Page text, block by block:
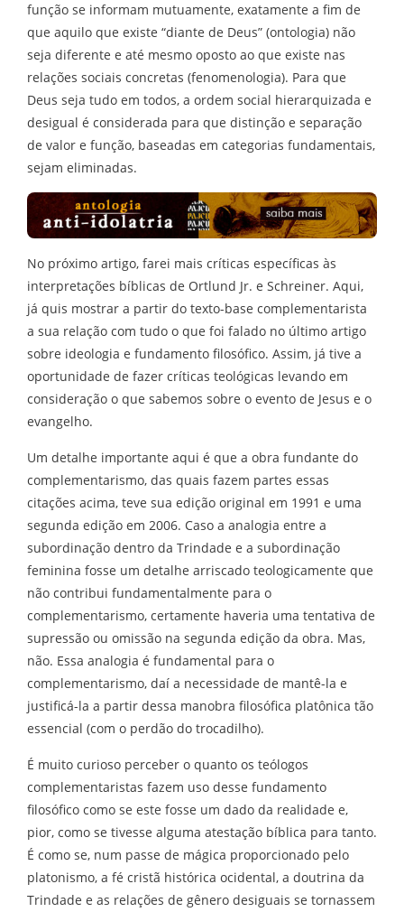
função se informam mutuamente, exatamente a fim de
que aquilo que existe “diante de Deus” (ontologia) não
seja diferente e até mesmo oposto ao que existe nas
relações sociais concretas (fenomenologia). Para que
Deus seja tudo em todos, a ordem social hierarquizada e
desigual é considerada para que distinção e separação
de valor e função, baseadas em categorias fundamentais,
sejam eliminadas.
No próximo artigo, farei mais críticas específicas às
interpretações bíblicas de Ortlund Jr. e Schreiner. Aqui,
já quis mostrar a partir do texto-base complementarista
a sua relação com tudo o que foi falado no último artigo
sobre ideologia e fundamento filosófico. Assim, já tive a
oportunidade de fazer críticas teológicas levando em
consideração o que sabemos sobre o evento de Jesus e o
evangelho.
Um detalhe importante aqui é que a obra fundante do
complementarismo, das quais fazem partes essas
citações acima, teve sua edição original em 1991 e uma
segunda edição em 2006. Caso a analogia entre a
subordinação dentro da Trindade e a subordinação
feminina fosse um detalhe arriscado teologicamente que
não contribui fundamentalmente para o
complementarismo, certamente haveria uma tentativa de
supressão ou omissão na segunda edição da obra. Mas,
não. Essa analogia é fundamental para o
complementarismo, daí a necessidade de mantê-la e
justificá-la a partir dessa manobra filosófica platônica tão
essencial (com o perdão do trocadilho).
É muito curioso perceber o quanto os teólogos
complementaristas fazem uso desse fundamento
filosófico como se este fosse um dado da realidade e,
pior, como se tivesse alguma atestação bíblica para tanto.
É como se, num passe de mágica proporcionado pelo
platonismo, a fé cristã histórica ocidental, a doutrina da
Trindade e as relações de gênero desiguais se tornassem